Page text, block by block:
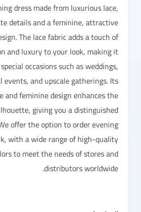
dress made from luxurious lace,
details and a feminine, attractive
The lace fabric adds a touch of
and luxury to your look, making it
occasions such as weddings,
events, and upscale gatherings. Its
and feminine design enhances the
giving you a distinguished
offer the option to order evening
with a wide range of high-quality
to meet the needs of stores and
distributors worldwide.